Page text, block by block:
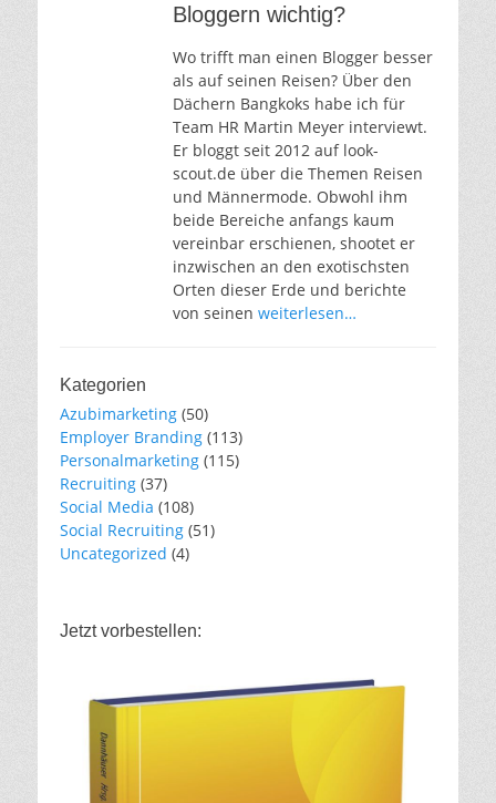
Bloggern wichtig?
Wo trifft man einen Blogger besser
als auf seinen Reisen? Über den
Dächern Bangkoks habe ich für
Team HR Martin Meyer interviewt.
Er bloggt seit 2012 auf look-
scout.de über die Themen Reisen
und Männermode. Obwohl ihm
beide Bereiche anfangs kaum
vereinbar erschienen, shootet er
inzwischen an den exotischsten
Orten dieser Erde und berichte
von seinen weiterlesen…
Kategorien
Azubimarketing (50)
Employer Branding (113)
Personalmarketing (115)
Recruiting (37)
Social Media (108)
Social Recruiting (51)
Uncategorized (4)
Jetzt vorbestellen: